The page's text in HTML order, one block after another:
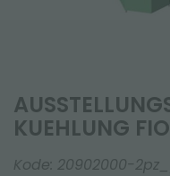
KUEHLUNG
Kode: 20902000-